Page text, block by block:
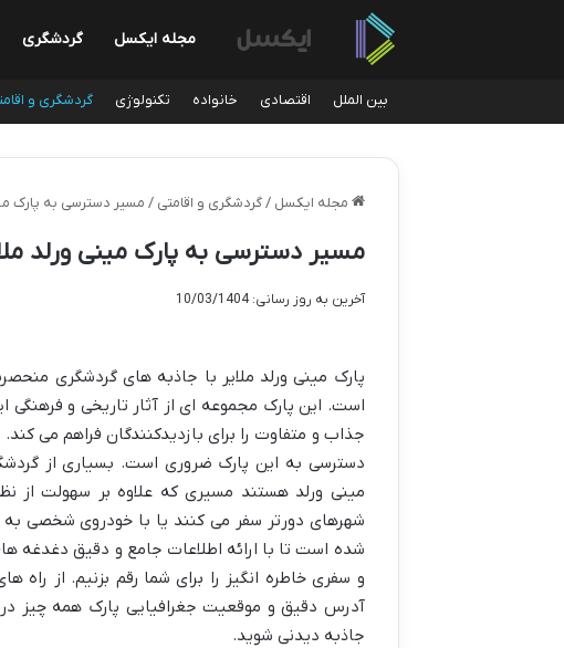
مجله ایکسل گردشگری
بین الملل اقتصادی خانواده تکنولوژی گردشگری و
مجله ایکسل / گردشگری و اقامتی / مسیر دسترسی به پارک
مسیر دسترسی به پارک مینی ورلد
آخرین به روز رسانی: 10/03/1404
پارک مینی ورلد ملایر با جاذبه های گردشگری
است. این پارک مجموعه ای از آثار تاریخی و
جذاب و متفاوت را برای بازدیدکنندگان فراهم می
دسترسی به این پارک ضروری است. بسیاری از
مینی ورلد هستند مسیری که علاوه بر سهولت از
شهرهای دورتر سفر می کنند یا با خودروی شخصی به
شده است تا با ارائه اطلاعات جامع و دقیق دغدغه
و سفری خاطره انگیز را برای شما رقم بزنیم. از
آدرس دقیق و موقعیت جغرافیایی پارک همه چیز
جاذبه دیدنی شوید.